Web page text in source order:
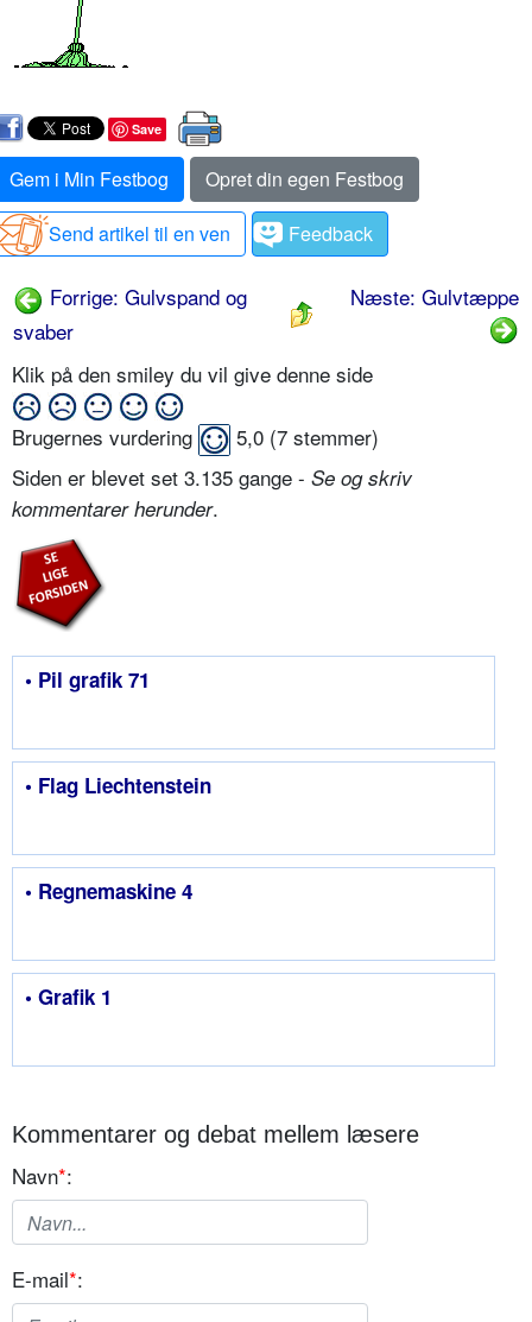
Save
Gem i Min Festbog
Opret din egen Festbog
Send artikel til en ven
Feedback
Forrige: Gulvspand og
svaber
Næste: Gulvtæppe
Klik på den smiley du vil give denne side
Brugernes vurdering 5,0 (7 stemmer)
Siden er blevet set 3.135 gange - Se og skriv
kommentarer herunder.
• Pil grafik 71
• Flag Liechtenstein
• Regnemaskine 4
• Grafik 1
Kommentarer og debat mellem læsere
Navn*:
E-mail*: